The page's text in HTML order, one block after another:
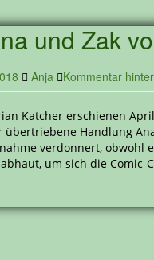
und Zak
Anja Kommentar
Katcher erschienen
übertriebene Handlung
verdonnert, obwohl
um sich die Comic-